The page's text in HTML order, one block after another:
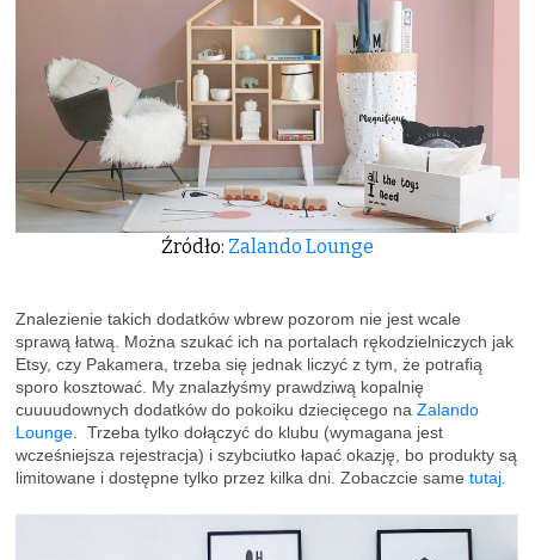
Źródło: Zalando Lounge
Znalezienie takich dodatków wbrew pozorom nie jest wcale
sprawą łatwą. Można szukać ich na portalach rękodzielniczych jak
Etsy, czy Pakamera, trzeba się jednak liczyć z tym, że potrafią
sporo kosztować. My znalazłyśmy prawdziwą kopalnię
cuuuudownych dodatków do pokoiku dziecięcego na Zalando
Lounge. Trzeba tylko dołączyć do klubu (wymagana jest
wcześniejsza rejestracja) i szybciutko łapać okazję, bo produkty są
limitowane i dostępne tylko przez kilka dni. Zobaczcie same tutaj.